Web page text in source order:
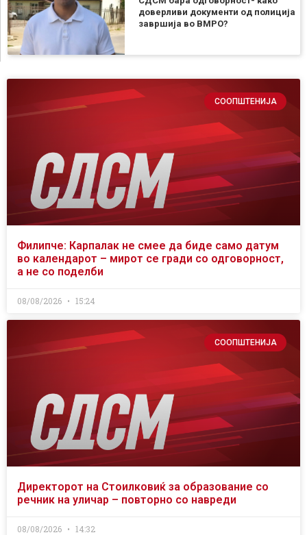
доверливи документи од полиција
завршија во ВМРО?
СООПШТЕНИЈА
Филипче: Карпалак не смее да биде само датум
во календарот – мирот се гради со одговорност,
а не со поделби
08/08/2026 15:24
СООПШТЕНИЈА
Директорот на Стоилковиќ за образование со
речник на уличар – повторно со навреди
08/08/2026 14:32